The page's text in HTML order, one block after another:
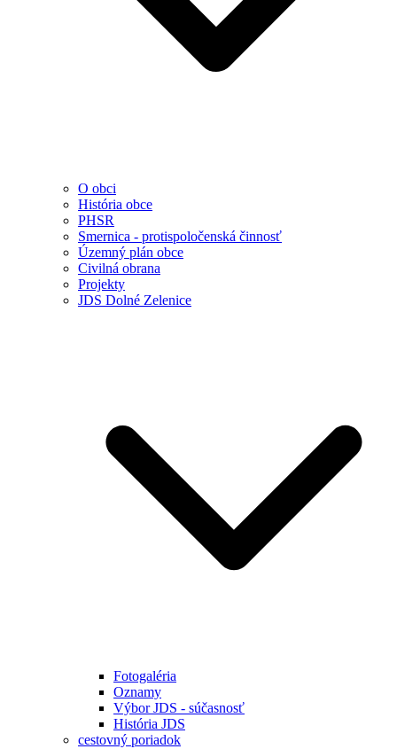
O obci
História obce
PHSR
Smernica - protispoločenská činnosť
Územný plán obce
Civilná obrana
Projekty
JDS Dolné Zelenice
Fotogaléria
Oznamy
Výbor JDS - súčasnosť
História JDS
cestovný poriadok